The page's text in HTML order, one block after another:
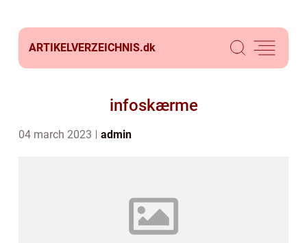
ARTIKELVERZEICHNIS.dk
infoskærme
04 march 2023 admin